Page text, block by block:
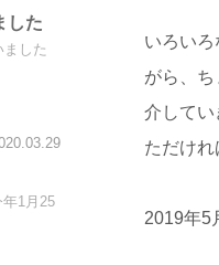
した
した
1月25
いろい
がら、
介して
ただけれ
2019年5